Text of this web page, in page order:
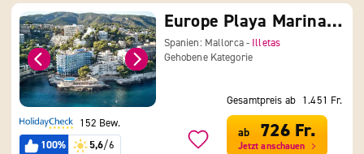
Europe Playa Marina – Adults Only
Spanien: Mallorca - Illetas
Gehobene Kategorie
152 Bew.
100%
5,6/6
Gesamtpreis ab 1.451 Fr.
ab 726 Fr.
Jetzt anschauen